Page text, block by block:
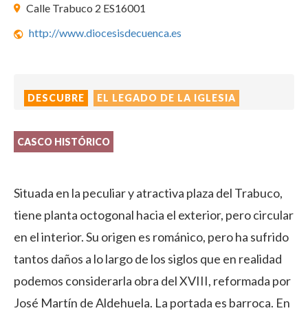
Calle Trabuco 2 ES16001
http://www.diocesisdecuenca.es
DESCUBRE EL LEGADO DE LA IGLESIA
CASCO HISTÓRICO
Situada en la peculiar y atractiva plaza del Trabuco,
tiene planta octogonal hacia el exterior, pero circular
en el interior. Su origen es románico, pero ha sufrido
tantos daños a lo largo de los siglos que en realidad
podemos considerarla obra del XVIII, reformada por
José Martín de Aldehuela. La portada es barroca. En